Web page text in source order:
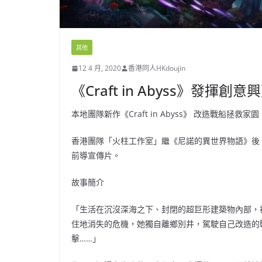
其他
12 4 月, 2020 香港同人HKdoujin
《Craft in Abyss》發揮創意
本地團隊新作《Craft in Abyss》 改造戰船拯救家園
香港團隊「火柱工作室」繼《尼諾的異世界物語》
前導宣傳片。
故事簡介
「生活在沉沒深海之下、封閉的超巨形建築物內部
住地消失的危機，她獨自離鄉別井，駕駛自己改造
擊……」